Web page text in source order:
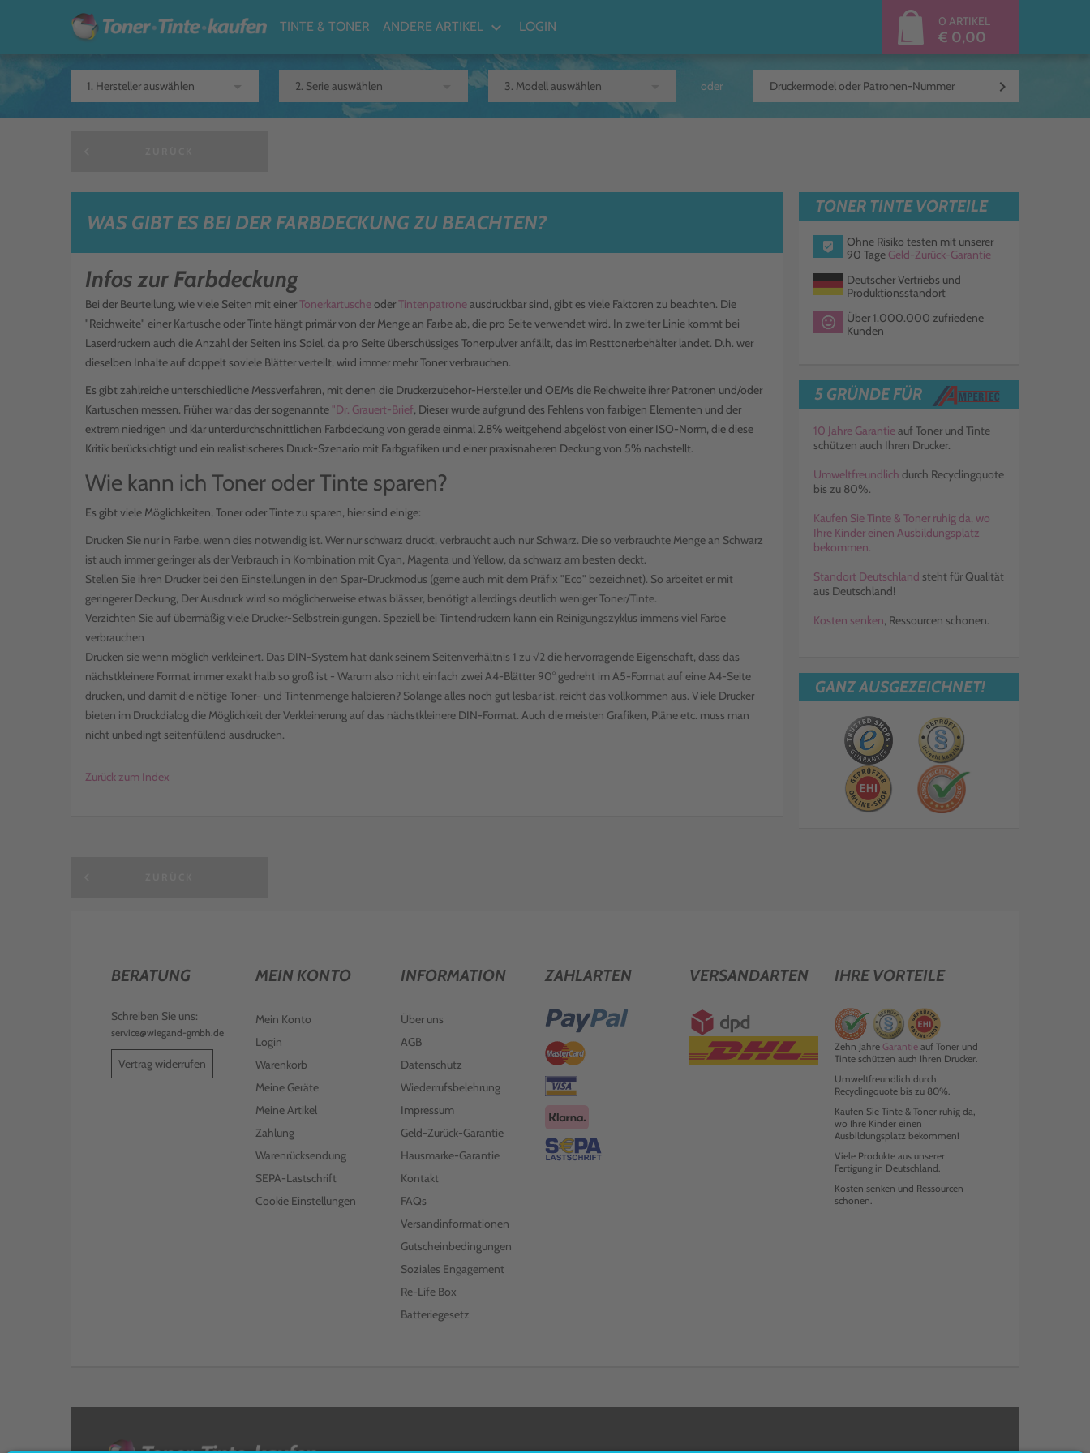
TINTE & TONER ANDERE ARTIKEL keyboard_arrow_down LOGIN 0 ARTIKEL
€ 0,00
oder keyboard_arrow_right
WAS GIBT ES BEI DER FARBDECKUNG ZU BEACHTEN?
Infos zur Farbdeckung
Bei der Beurteilung, wie viele Seiten mit einerTonerkartuscheoderTintenpatroneausdruckbar sind, gibt es viele Faktoren zu beachten. Die
"Reichweite" einer Kartusche oder Tinte hängt primär von der Menge an Farbe ab, die pro Seite verwendet wird. In zweiter Linie kommt bei
Laserdruckern auch die Anzahl der Seiten ins Spiel, da pro Seite überschüssiges Tonerpulver anfällt, das im Resttonerbehälter landet. D.h. wer
dieselben Inhalte auf doppelt soviele Blätter verteilt, wird immer mehr Toner verbrauchen.
Es gibt zahlreiche unterschiedliche Messverfahren, mit denen die Druckerzubehor-Hersteller und OEMs die Reichweite ihrer Patronen und/oder
Kartuschen messen. Früher war das der sogenannte "Dr. Grauert-Brief, Dieser wurde aufgrund des Fehlens von farbigen Elementen und der
extrem niedrigen und klar unterdurchschnittlichen Farbdeckung von gerade einmal 2.8% weitgehend abgelöst von einer ISO-Norm, die diese
Kritik berücksichtigt und ein realistischeres Druck-Szenario mit Farbgrafiken und einer praxisnaheren Deckung von 5% nachstellt.
Wie kann ich Toner oder Tinte sparen?
Es gibt viele Möglichkeiten, Toner oder Tinte zu sparen, hier sind einige:
Drucken Sie nur in Farbe, wenn dies notwendig ist. Wer nur schwarz druckt, verbraucht auch nur Schwarz. Die so verbrauchte Menge an Schwarz
ist auch immer geringer als der Verbrauch in Kombination mit Cyan, Magenta und Yellow, da schwarz am besten deckt.
Stellen Sie ihren Drucker bei den Einstellungen in den Spar-Druckmodus (gerne auch mit dem Präfix "Eco" bezeichnet). So arbeitet er mit
geringerer Deckung, Der Ausdruck wird so möglicherweise etwas blässer, benötigt allerdings deutlich weniger Toner/Tinte.
Verzichten Sie auf übermäßig viele Drucker-Selbstreinigungen. Speziell bei Tintendruckern kann ein Reinigungszyklus immens viel Farbe
verbrauchen
Drucken sie wenn möglich verkleinert. Das DIN-System hat dank seinem Seitenverhältnis 1 zu √2die hervorragende Eigenschaft, dass das
nächstkleinere Format immer exakt halb so groß ist - Warum also nicht einfach zwei A4-Blätter 90° gedreht im A5-Format auf eine A4-Seite
drucken, und damit die nötige Toner- und Tintenmenge halbieren? Solange alles noch gut lesbar ist, reicht das vollkommen aus. Viele Drucker
bieten im Druckdialog die Möglichkeit der Verkleinerung auf das nächstkleinere DIN-Format. Auch die meisten Grafiken, Pläne etc. muss man
nicht unbedingt seitenfüllend ausdrucken.
Zurück zum Index
TONER TINTE VORTEILE
Ohne Risiko testen mit unserer
90 Tage Geld-Zurück-Garantie
Deutscher Vertriebs und
Produktionsstandort
Über 1.000.000 zufriedene
Kunden
5 GRÜNDE FÜR
10 Jahre Garantieauf Toner und Tinte
schützen auch Ihren Drucker.
Umweltfreundlich durch Recyclingquote
bis zu 80%.
Kaufen Sie Tinte & Toner ruhig da, wo
Ihre Kinder einen Ausbildungsplatz
bekommen.
Standort Deutschland steht für Qualität
aus Deutschland!
Kosten senken, Ressourcen schonen.
GANZ AUSGEZEICHNET!
BERATUNG
Schreiben Sie uns:
service@wiegand-gmbh.de
Vertrag widerrufen
MEIN KONTO
Mein Konto
Login
Warenkorb
Meine Geräte
Meine Artikel
Zahlung
Warenrücksendung
SEPA-Lastschrift
Cookie Einstellungen
INFORMATION
Über uns
AGB
Datenschutz
Wiederrufsbelehrung
Impressum
Geld-Zurück-Garantie
Hausmarke-Garantie
Kontakt
FAQs
Versandinformationen
Gutscheinbedingungen
Soziales Engagement
Re-Life Box
Batteriegesetz
ZAHLARTEN VERSANDARTEN IHRE VORTEILE
Zehn Jahre Garantieauf Toner und
Tinte schützen auch Ihren Drucker.
Umweltfreundlich durch
Recyclingquote bis zu 80%.
Kaufen Sie Tinte & Toner ruhig da,
wo Ihre Kinder einen
Ausbildungsplatz bekommen!
Viele Produkte aus unserer
Fertigung in Deutschland.
Kosten senken und Ressourcen
schonen.